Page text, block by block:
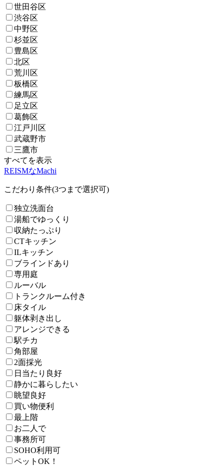
世田谷区
渋谷区
中野区
杉並区
豊島区
北区
荒川区
板橋区
練馬区
足立区
葛飾区
江戸川区
武蔵野市
三鷹市
すべてを表示
REISMなMachi
こだわり条件(3つまで選択可)
独立洗面台
湯船でゆっくり
収納たっぷり
CTキッチン
ILキッチン
ブラインドあり
専用庭
ルーバル
トランクルーム付き
床タイル
躯体剥き出し
アレンジできる
駅チカ
角部屋
2面採光
日当たり良好
静かに暮らしたい
眺望良好
買い物便利
最上階
お二人で
事務所可
SOHO利用可
ペットOK！